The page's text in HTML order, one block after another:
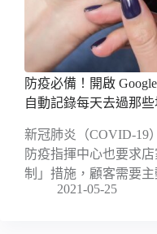
防疫必備！開啟
自動記錄每天去過那些
新冠肺炎（COVID-19
防疫指揮中心也要求
制」措施，顧客需要
2021-05-25